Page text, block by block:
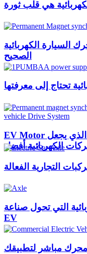
السيارة الكهربائية
الصحيح
تحتاج إلى معرفتها
EV Motor مقابل المحرك التقليدي الذي يجعل
الكهربائية أفضل
التجارية الفعالة
التي تحول صناعة
EV
مباشر لتطبيقك